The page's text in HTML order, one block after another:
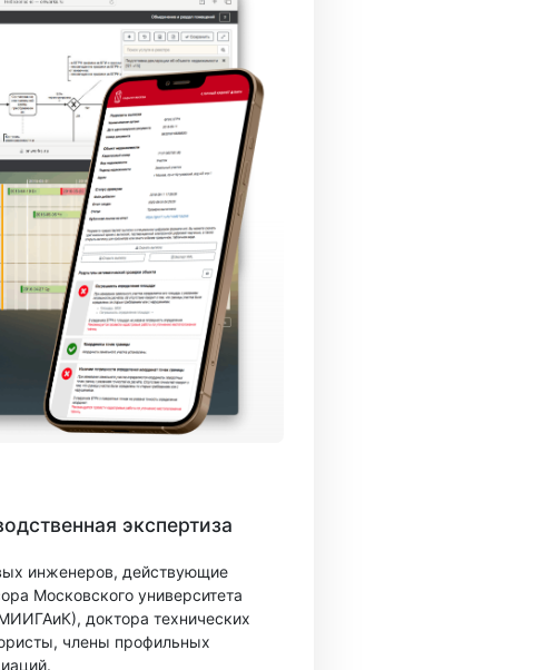
экспертиза
инженеров, действующие
Московского университета
доктора технических
члены профильных